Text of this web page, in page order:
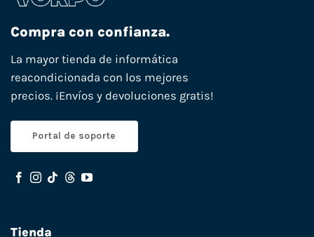
Compra con confianza.
La mayor tienda de informática
reacondicionada con los mejores
precios. ¡Envíos y devoluciones gratis!
Portal de soporte
Tienda